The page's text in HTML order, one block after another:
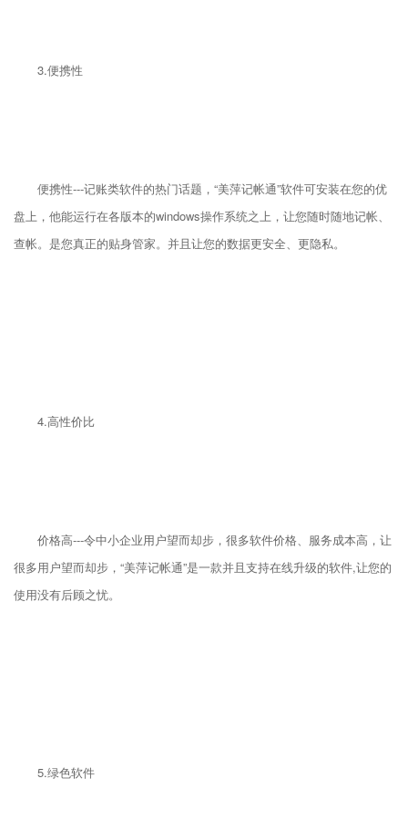
3.便携性
便携性---记账类软件的热门话题，“美萍记帐通”软件可安装在您的优
盘上，他能运行在各版本的windows操作系统之上，让您随时随地记帐、
查帐。是您真正的贴身管家。并且让您的数据更安全、更隐私。
4.高性价比
价格高---令中小企业用户望而却步，很多软件价格、服务成本高，让
很多用户望而却步，“美萍记帐通”是一款并且支持在线升级的软件,让您的
使用没有后顾之忧。
5.绿色软件